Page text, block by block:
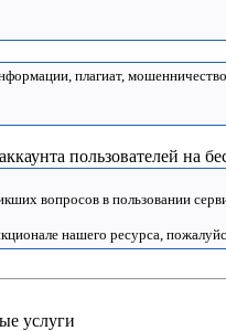
плагиат,
пользователей на
вопросов в пользовании
нашего ресурса,
услуги